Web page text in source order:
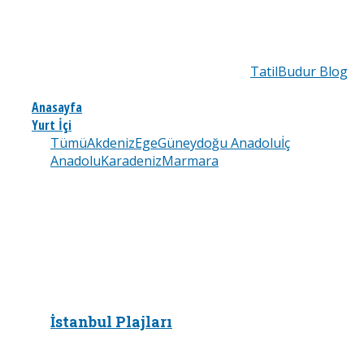
TatilBudur Blog
Anasayfa
Yurt İçi
TümüAkdenizEgeGüneydoğu Anadoluİç
AnadoluKaradenizMarmara
İstanbul Plajları